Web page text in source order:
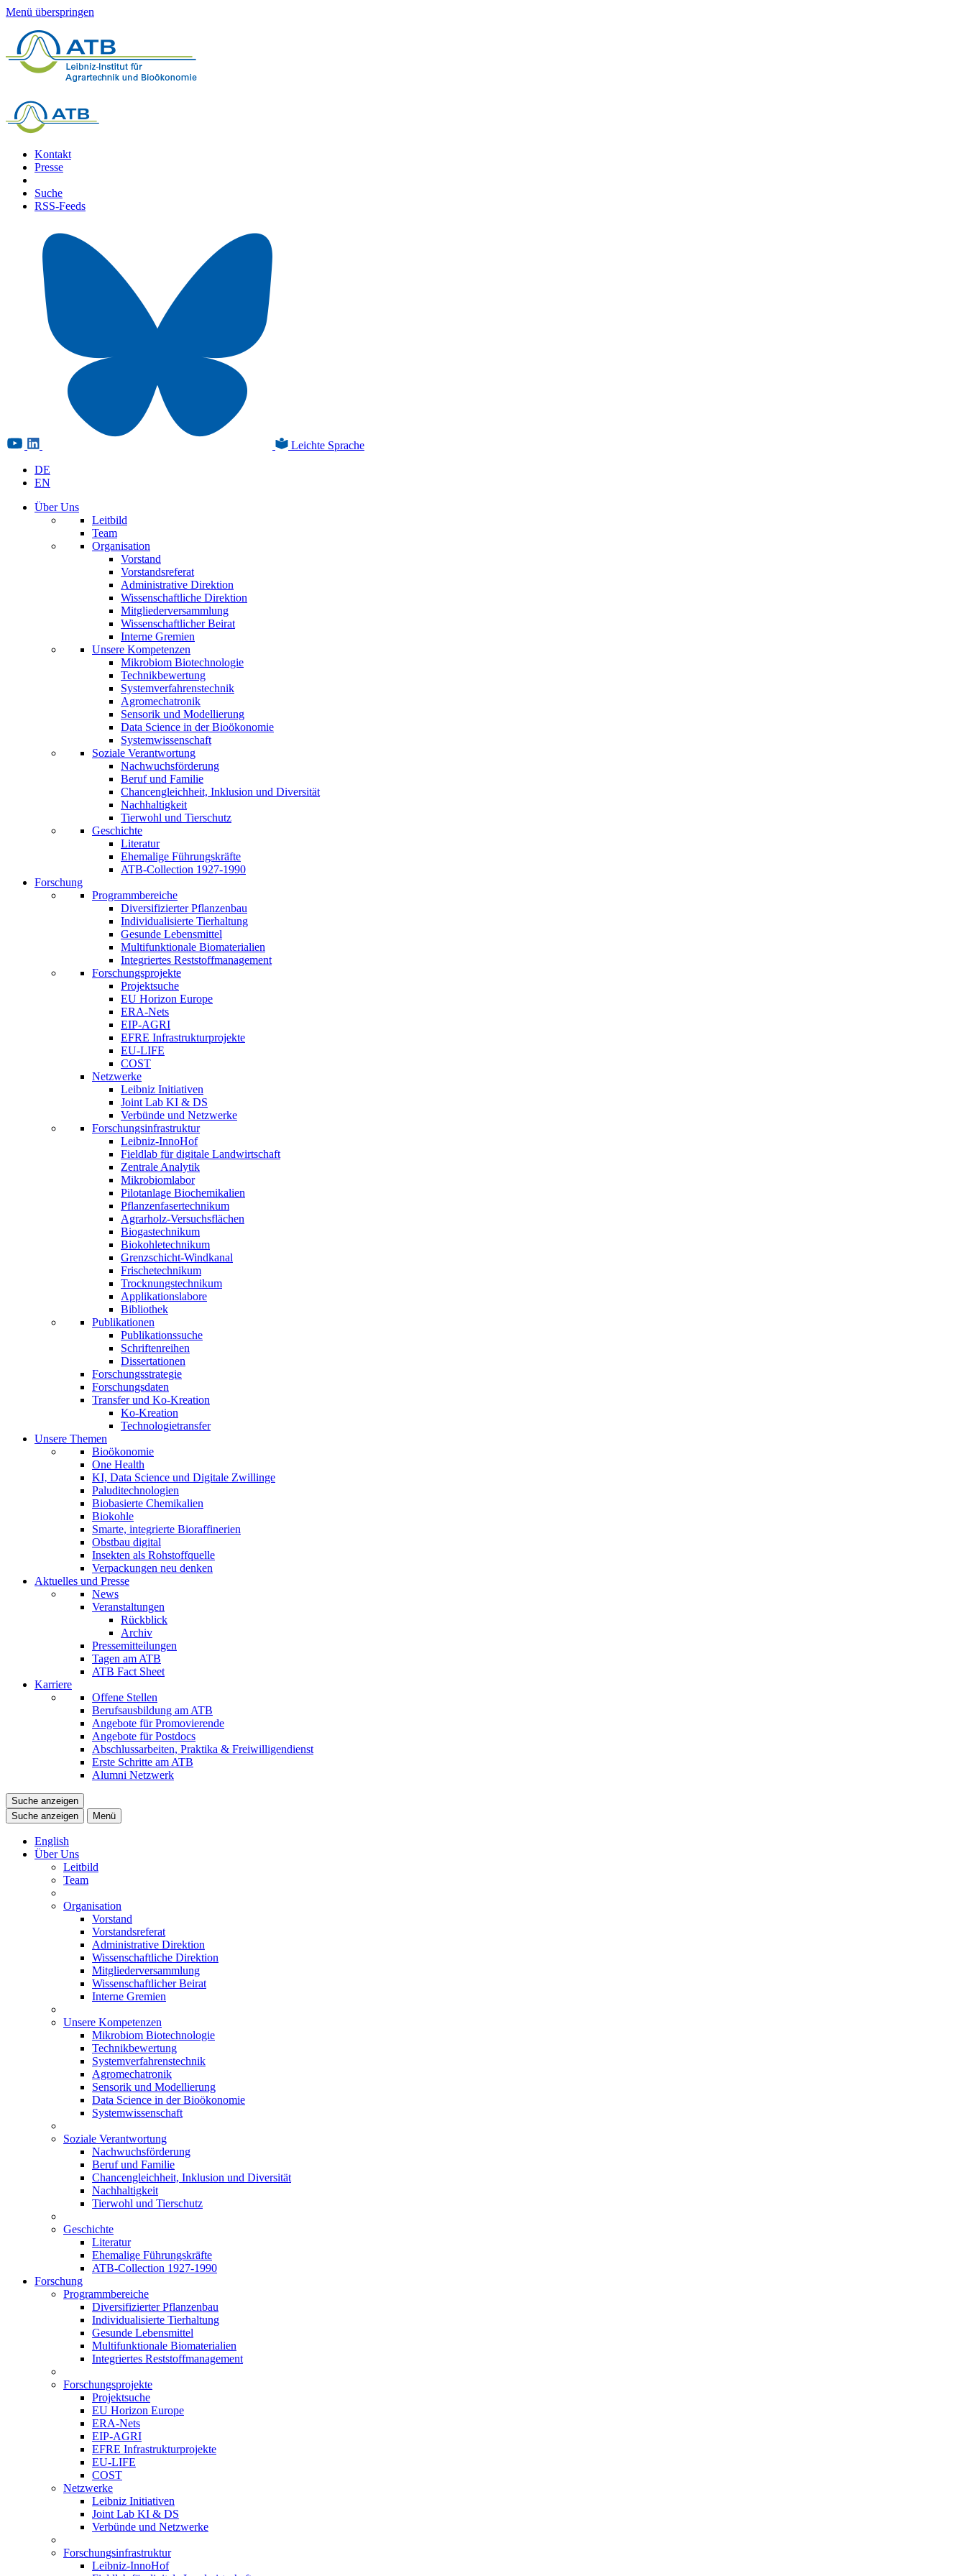
Menü überspringen
Kontakt
Presse
Suche
RSS-Feeds
Leichte Sprache
DE
EN
Über Uns
Leitbild
Team
Organisation
Vorstand
Vorstandsreferat
Administrative Direktion
Wissenschaftliche Direktion
Mitgliederversammlung
Wissenschaftlicher Beirat
Interne Gremien
Unsere Kompetenzen
Mikrobiom Biotechnologie
Technikbewertung
Systemverfahrenstechnik
Agromechatronik
Sensorik und Modellierung
Data Science in der Bioökonomie
Systemwissenschaft
Soziale Verantwortung
Nachwuchsförderung
Beruf und Familie
Chancengleichheit, Inklusion und Diversität
Nachhaltigkeit
Tierwohl und Tierschutz
Geschichte
Literatur
Ehemalige Führungskräfte
ATB-Collection 1927-1990
Forschung
Programmbereiche
Diversifizierter Pflanzenbau
Individualisierte Tierhaltung
Gesunde Lebensmittel
Multifunktionale Biomaterialien
Integriertes Reststoffmanagement
Forschungsprojekte
Projektsuche
EU Horizon Europe
ERA-Nets
EIP-AGRI
EFRE Infrastrukturprojekte
EU-LIFE
COST
Netzwerke
Leibniz Initiativen
Joint Lab KI & DS
Verbünde und Netzwerke
Forschungsinfrastruktur
Leibniz-InnoHof
Fieldlab für digitale Landwirtschaft
Zentrale Analytik
Mikrobiomlabor
Pilotanlage Biochemikalien
Pflanzenfasertechnikum
Agrarholz-Versuchsflächen
Biogastechnikum
Biokohletechnikum
Grenzschicht-Windkanal
Frischetechnikum
Trocknungstechnikum
Applikationslabore
Bibliothek
Publikationen
Publikationssuche
Schriftenreihen
Dissertationen
Forschungsstrategie
Forschungsdaten
Transfer und Ko-Kreation
Ko-Kreation
Technologietransfer
Unsere Themen
Bioökonomie
One Health
KI, Data Science und Digitale Zwillinge
Paluditechnologien
Biobasierte Chemikalien
Biokohle
Smarte, integrierte Bioraffinerien
Obstbau digital
Insekten als Rohstoffquelle
Verpackungen neu denken
Aktuelles und Presse
News
Veranstaltungen
Rückblick
Archiv
Pressemitteilungen
Tagen am ATB
ATB Fact Sheet
Karriere
Offene Stellen
Berufsausbildung am ATB
Angebote für Promovierende
Angebote für Postdocs
Abschlussarbeiten, Praktika & Freiwilligendienst
Erste Schritte am ATB
Alumni Netzwerk
Suche anzeigen
Suche anzeigen
Menü
English
Über Uns
Leitbild
Team
Organisation
Vorstand
Vorstandsreferat
Administrative Direktion
Wissenschaftliche Direktion
Mitgliederversammlung
Wissenschaftlicher Beirat
Interne Gremien
Unsere Kompetenzen
Mikrobiom Biotechnologie
Technikbewertung
Systemverfahrenstechnik
Agromechatronik
Sensorik und Modellierung
Data Science in der Bioökonomie
Systemwissenschaft
Soziale Verantwortung
Nachwuchsförderung
Beruf und Familie
Chancengleichheit, Inklusion und Diversität
Nachhaltigkeit
Tierwohl und Tierschutz
Geschichte
Literatur
Ehemalige Führungskräfte
ATB-Collection 1927-1990
Forschung
Programmbereiche
Diversifizierter Pflanzenbau
Individualisierte Tierhaltung
Gesunde Lebensmittel
Multifunktionale Biomaterialien
Integriertes Reststoffmanagement
Forschungsprojekte
Projektsuche
EU Horizon Europe
ERA-Nets
EIP-AGRI
EFRE Infrastrukturprojekte
EU-LIFE
COST
Netzwerke
Leibniz Initiativen
Joint Lab KI & DS
Verbünde und Netzwerke
Forschungsinfrastruktur
Leibniz-InnoHof